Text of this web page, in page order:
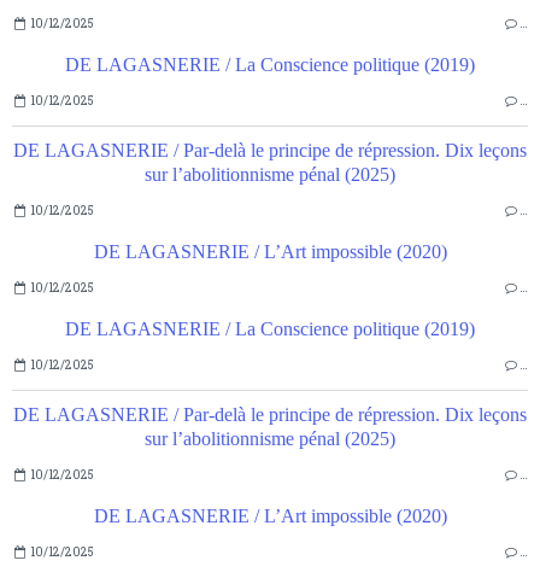
10/12/2025 …
DE LAGASNERIE / La Conscience politique (2019)
10/12/2025 …
DE LAGASNERIE / Par-delà le principe de répression. Dix leçons
sur l’abolitionnisme pénal (2025)
10/12/2025 …
DE LAGASNERIE / L’Art impossible (2020)
10/12/2025 …
DE LAGASNERIE / La Conscience politique (2019)
10/12/2025 …
DE LAGASNERIE / Par-delà le principe de répression. Dix leçons
sur l’abolitionnisme pénal (2025)
10/12/2025 …
DE LAGASNERIE / L’Art impossible (2020)
10/12/2025 …